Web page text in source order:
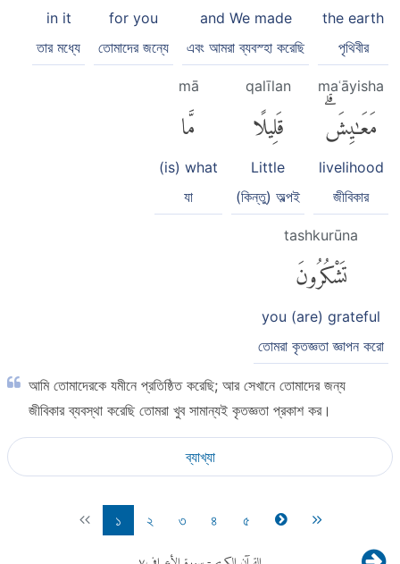
the earth
পৃথিবীর
and We made
এবং আমরা ব্যবস্হা করেছি
for you
তোমাদের জন্যে
in it
তার মধ্যে
maʿāyisha
مَعَٰيِشَۗ
livelihood
জীবিকার
qalīlan
قَلِيلًا
Little
(কিন্তু) অল্পই
mā
مَّا
(is) what
যা
tashkurūna
تَشْكُرُونَ
you (are) grateful
তোমরা কৃতজ্ঞতা জ্ঞাপন করো
আমি তোমাদেরকে যমীনে প্রতিষ্ঠিত করেছি; আর সেখানে তোমাদের জন্য
জীবিকার ব্যবস্থা করেছি তোমরা খুব সামান্যই কৃতজ্ঞতা প্রকাশ কর।
ব্যাখ্যা
১ ২ ৩ ৪ ৫